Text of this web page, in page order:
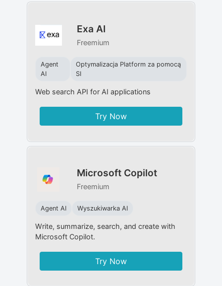
Exa AI
Freemium
Agent
AI
Optymalizacja Platform za pomocą
SI
Web search API for AI applications
Try Now
Microsoft Copilot
Freemium
Agent AI Wyszukiwarka AI
Write, summarize, search, and create with
Microsoft Copilot.
Try Now